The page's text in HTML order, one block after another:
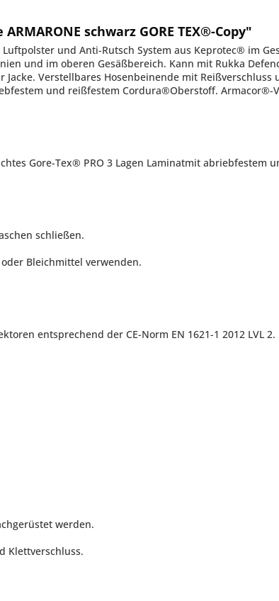
schwarz GORE TEX®-Copy"
und Anti-Rutsch System aus Keprotec® im
und im oberen Gesäßbereich. Kann mit Rukka
Verstellbares Hosenbeinende mit
und reißfestem Cordura®Oberstoff.
Gore-Tex® PRO 3 Lagen Laminatmit abriebfestem
schließen.
Bleichmittel verwenden.
entsprechend der CE-Norm EN 1621-1 2012 LVL 2.
werden.
Klettverschluss.